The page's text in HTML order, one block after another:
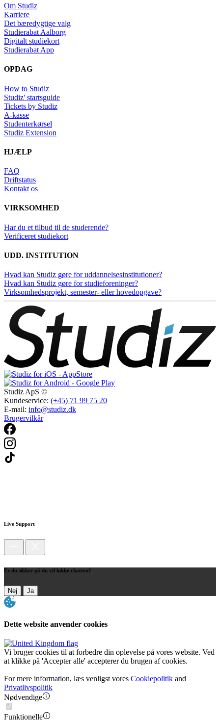
Om Studiz
Karriere
Det bæredygtige valg
Studierabat Aalborg
Digitalt studiekort
Studierabat App
OPDAG
How to Studiz
Studiz' startsguide
Tickets by Studiz
A-kasse
Studenterkørsel
Studiz Extension
HJÆLP
FAQ
Driftstatus
Kontakt os
VIRKSOMHED
Har du et tilbud til de studerende?
Verificeret studiekort
UDD. INSTITUTION
Hvad kan Studiz gøre for uddannelsesinstitutioner?
Hvad kan Studiz gøre for studieforeninger?
Virksomhedsprojekt, semester- eller hovedopgave?
Studiz ApS ©
Kundeservice: (+45) 71 99 75 20
E-mail: info@studiz.dk
Brugervilkår
Live Support
Er du sikker på du vil lukke chatten?
Nej Ja
Dette website anvender cookies
Vi bruger cookies til at forbedre din oplevelse på vores website. Ved
at klikke på 'Accepter alle' accepterer du brugen af cookies.
For mere information, læs venligst vores Cookiepolitik and
Privatlivspolitik
Nødvendige
Funktionelle